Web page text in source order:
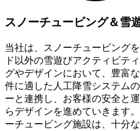
スノーチュービング＆雪
当社は、スノーチュービング
ド以外の雪遊びアクティビテ
グやデザインにおいて、豊富
件に適した人工降雪システム
ーと連携し、お客様の安全と
らデザインを進めていきます
ーチュービング施設は、十分